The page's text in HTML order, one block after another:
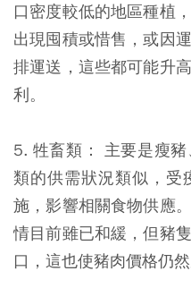
口密度較低的地區種植
出現囤積或惜售，或因
排運送，這些都可能升
利。
5. 牲畜類： 主要是瘦
類的供需狀況類似，受
施，影響相關食物供應
情目前雖已和緩，但豬
口，這也使豬肉價格仍然